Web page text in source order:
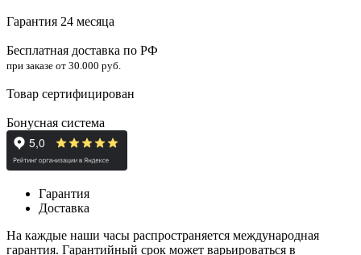
Гарантия 24 месяца
Бесплатная доставка по РФ
при заказе от 30.000 руб.
Товар сертифицирован
Бонусная система
Гарантия
Доставка
На каждые наши часы распространяется международная
гарантия. Гарантийный срок может варьироваться в